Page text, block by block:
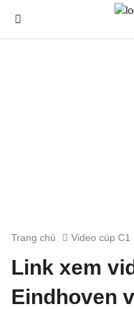
Trang chủ Video cúp C1
Link xem
Eindhoven